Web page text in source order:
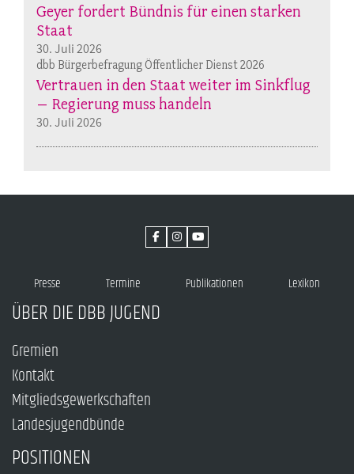
Geyer fordert Bündnis für einen starken
Staat
30. Juli 2026
dbb Bürgerbefragung Öffentlicher Dienst 2026
Vertrauen in den Staat weiter im Sinkflug
– Regierung muss handeln
30. Juli 2026
Presse Termine Publikationen Lexikon
ÜBER DIE DBB JUGEND
Gremien
Kontakt
Mitgliedsgewerkschaften
Landesjugendbünde
POSITIONEN